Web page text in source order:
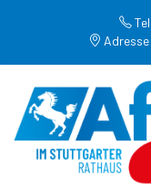
Adresse: